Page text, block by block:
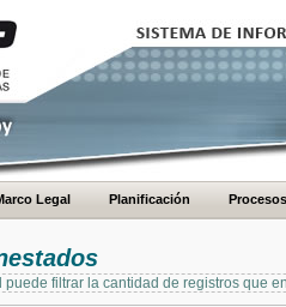
Legal Planificación Procesos
puede filtrar la cantidad de registros que